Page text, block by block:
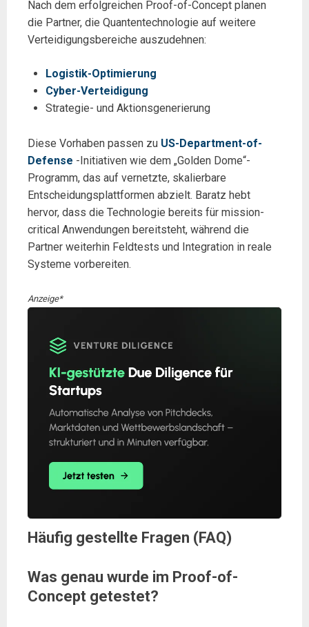
Nach dem erfolgreichen Proof-of-Concept planen
die Partner, die Quantentechnologie auf weitere
Verteidigungsbereiche auszudehnen:
Logistik-Optimierung
Cyber-Verteidigung
Strategie- und Aktionsgenerierung
Diese Vorhaben passen zu US-Department-of-
Defense -Initiativen wie dem „Golden Dome“-
Programm, das auf vernetzte, skalierbare
Entscheidungsplattformen abzielt. Baratz hebt
hervor, dass die Technologie bereits für mission-
critical Anwendungen bereitsteht, während die
Partner weiterhin Feldtests und Integration in reale
Systeme vorbereiten.
Anzeige*
Häufig gestellte Fragen (FAQ)
Was genau wurde im Proof-of-
Concept getestet?